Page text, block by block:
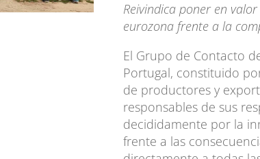
Reivindica poner en
eurozona frente a la
El Grupo de Contacto
Portugal, constituido
de productores y
responsables de sus
decididamente por la
frente a las